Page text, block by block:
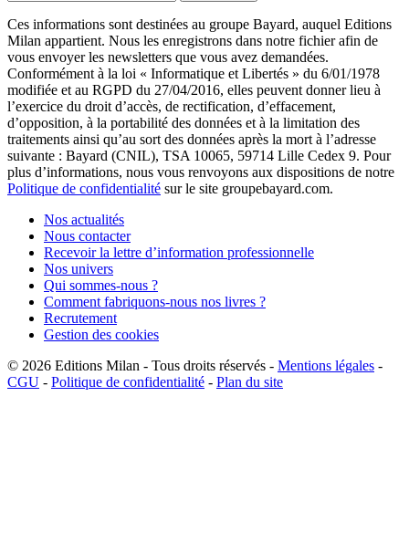
Ces informations sont destinées au groupe Bayard, auquel Editions
Milan appartient. Nous les enregistrons dans notre fichier afin de
vous envoyer les newsletters que vous avez demandées.
Conformément à la loi « Informatique et Libertés » du 6/01/1978
modifiée et au RGPD du 27/04/2016, elles peuvent donner lieu à
l’exercice du droit d’accès, de rectification, d’effacement,
d’opposition, à la portabilité des données et à la limitation des
traitements ainsi qu’au sort des données après la mort à l’adresse
suivante : Bayard (CNIL), TSA 10065, 59714 Lille Cedex 9. Pour
plus d’informations, nous vous renvoyons aux dispositions de notre
Politique de confidentialité sur le site groupebayard.com.
Nos actualités
Nous contacter
Recevoir la lettre d’information professionnelle
Nos univers
Qui sommes-nous ?
Comment fabriquons-nous nos livres ?
Recrutement
Gestion des cookies
© 2026 Editions Milan - Tous droits réservés - Mentions légales -
CGU - Politique de confidentialité - Plan du site